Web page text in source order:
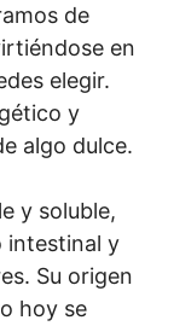
de
en
elegir.
y
algo dulce.
y soluble,
intestinal y
Su origen
hoy se